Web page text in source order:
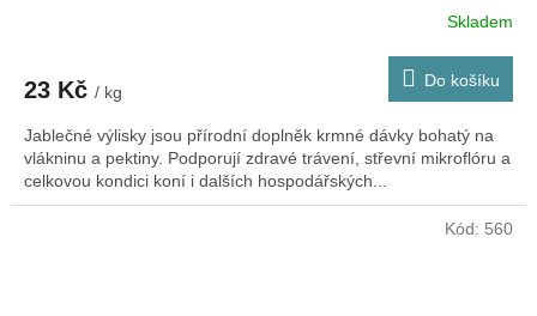
Skladem
23 Kč / kg
Do košíku
Jablečné výlisky jsou přírodní doplněk krmné dávky bohatý na
vlákninu a pektiny. Podporují zdravé trávení, střevní mikroflóru a
celkovou kondici koní i dalších hospodářských...
Kód: 560